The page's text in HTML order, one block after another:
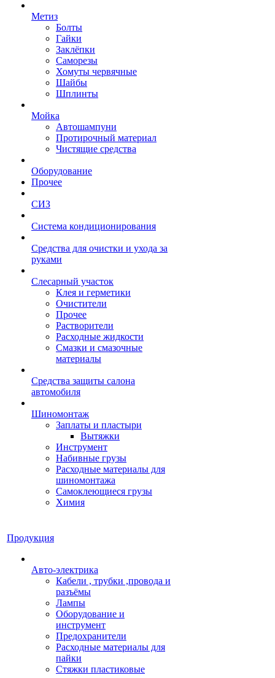
Метиз
Болты
Гайки
Заклёпки
Саморезы
Хомуты червячные
Шайбы
Шплинты
Мойка
Автошампуни
Протирочный материал
Чистящие средства
Оборудование
Прочее
СИЗ
Система кондиционирования
Средства для очистки и ухода за
руками
Слесарный участок
Клея и герметики
Очистители
Прочее
Растворители
Расходные жидкости
Смазки и смазочные
материалы
Средства защиты салона
автомобиля
Шиномонтаж
Заплаты и пластыри
Вытяжки
Инструмент
Набивные грузы
Расходные материалы для
шиномонтажа
Самоклеющиеся грузы
Химия
Продукция
Авто-электрика
Кабели , трубки ,провода и
разъёмы
Лампы
Оборудование и
инструмент
Предохранители
Расходные материалы для
пайки
Стяжки пластиковые